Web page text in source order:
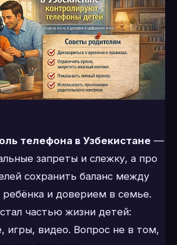
телефона в Узбекистане —
запреты и слежку, а про
сохранить баланс между
ребёнка и доверием в семье.
частью жизни детей:
игры, видео. Вопрос не в том,